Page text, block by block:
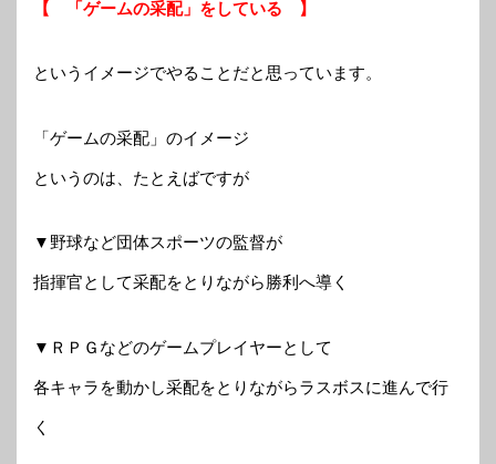
【 「ゲームの采配」をしている 】
というイメージでやることだと思っています。
「ゲームの采配」のイメージ
というのは、たとえばですが
▼野球など団体スポーツの監督が
指揮官として采配をとりながら勝利へ導く
▼ＲＰＧなどのゲームプレイヤーとして
各キャラを動かし采配をとりながらラスボスに進んで行
く